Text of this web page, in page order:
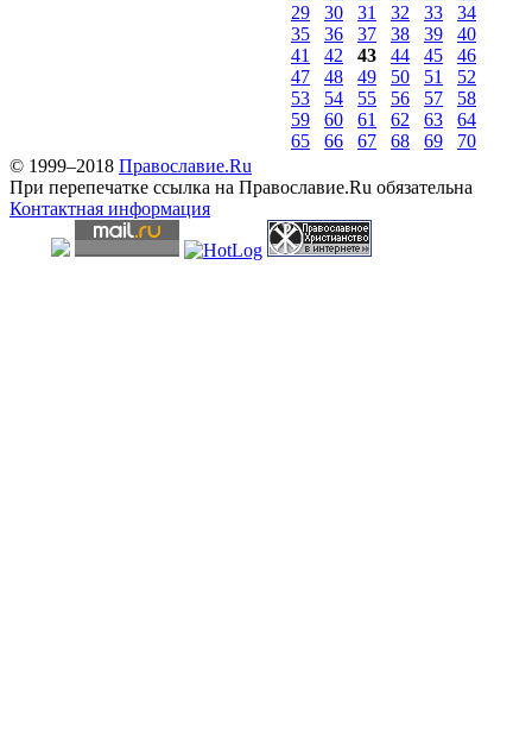
29
30 31 32 33
34
35
36 37 38 39
40
41
42 43 44 45
46
47
48 49 50 51
52
53
54 55 56 57
58
59
60 61 62 63
64
65
66 67 68 69
70
© 1999–2018 Православие.Ru
При перепечатке ссылка на Православие.Ru обязательна
Контактная информация